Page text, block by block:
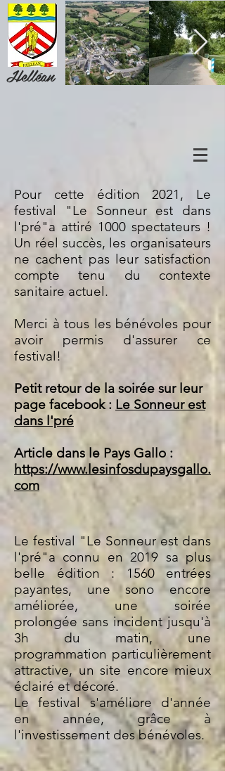
Helléan
Pour cette édition 2021, Le
festival "Le Sonneur est dans
l'pré"a attiré 1000 spectateurs !
Un réel succès, les organisateurs
ne cachent pas leur satisfaction
compte tenu du contexte
sanitaire actuel.
Merci à tous les bénévoles pour
avoir permis d'assurer ce
festival!
Petit retour de la soirée sur leur
page facebook : Le Sonneur est
dans l'pré
Article dans le Pays Gallo :
https://www.lesinfosdupaysgallo.
com
Le festival "Le Sonneur est dans
l'pré"a connu en 2019 sa plus
belle édition : 1560 entrées
payantes, une sono encore
améliorée, une soirée
prolongée sans incident jusqu'à
3h du matin, une
programmation particulièrement
attractive, un site encore mieux
éclairé et décoré.
Le festival s'améliore d'année
en année, grâce à
l'investissement des bénévoles.